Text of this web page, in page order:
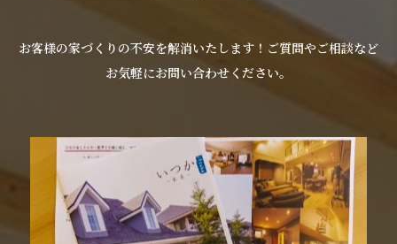
お客様の家づくりの不安を解消いたします！ご質問やご相談など
お気軽にお問い合わせください。